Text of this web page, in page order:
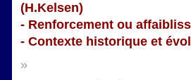
(H.Kelsen)
- Renforcement ou
- Contexte historique et
»